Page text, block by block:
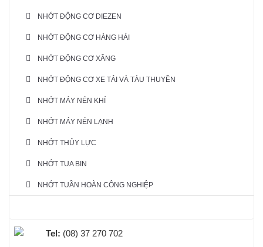
NHỚT ĐỘNG CƠ DIEZEN
NHỚT ĐỘNG CƠ HÀNG HẢI
NHỚT ĐỘNG CƠ XĂNG
NHỚT ĐỘNG CƠ XE TẢI VÀ TÀU THUYỀN
NHỚT MÁY NÉN KHÍ
NHỚT MÁY NÉN LẠNH
NHỚT THỦY LỰC
NHỚT TUA BIN
NHỚT TUẦN HOÀN CÔNG NGHIỆP
Tel: (08) 37 270 702